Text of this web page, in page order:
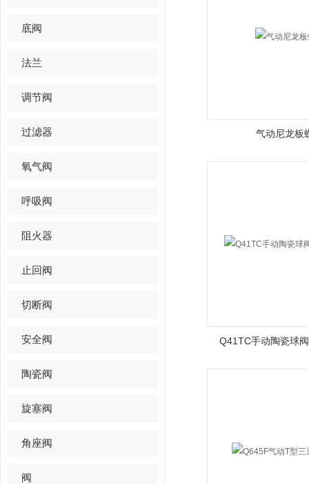
底阀
法兰
调节阀
过滤器
氧气阀
呼吸阀
阻火器
止回阀
切断阀
安全阀
陶瓷阀
旋塞阀
角座阀
阀
气动尼龙板
Q41TC手动陶瓷球